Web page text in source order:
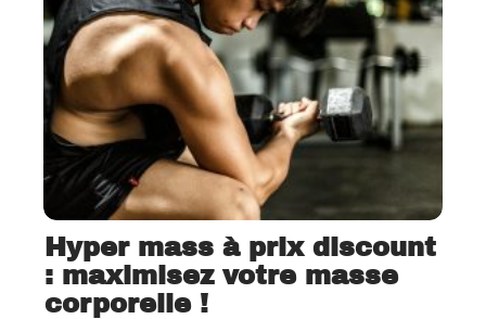
Hyper mass à prix discount
: maximisez votre masse
corporelle !